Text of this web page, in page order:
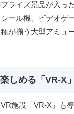
ライズ景品が入っ
ール機、ビデオゲ
が揃う大型アミュ
しめる「VR-X」
施設「VR-X」も